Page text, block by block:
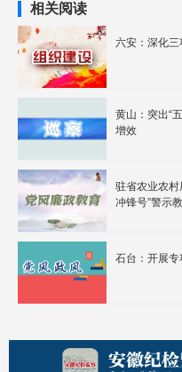
相关阅读
六安：深化
黄山：突出“
增效
驻省农业农村
冲锋号”警示
石台：开展专